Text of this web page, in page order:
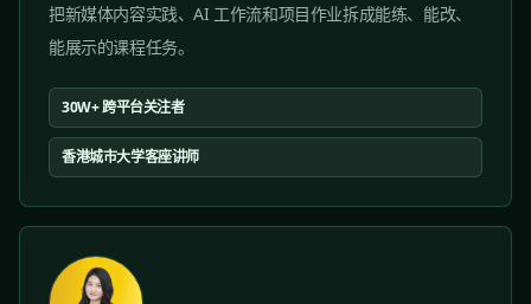
把新媒体内容实践、AI 工作流和项目作业拆成能练、能改、
能展示的课程任务。
30W+ 跨平台关注者
香港城市大学客座讲师